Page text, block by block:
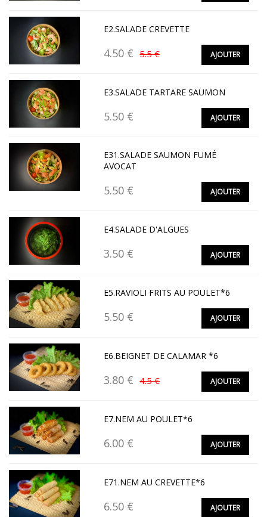
E2.SALADE CREVETTE
4.50 € 5.5 € AJOUTER
E3.SALADE TARTARE SAUMON
5.50 € AJOUTER
E31.SALADE SAUMON FUMÉ
AVOCAT
5.50 € AJOUTER
E4.SALADE D'ALGUES
3.50 € AJOUTER
E5.RAVIOLI FRITS AU POULET*6
5.50 € AJOUTER
E6.BEIGNET DE CALAMAR *6
3.80 € 4.5 € AJOUTER
E7.NEM AU POULET*6
6.00 € AJOUTER
E71.NEM AU CREVETTE*6
6.50 € AJOUTER